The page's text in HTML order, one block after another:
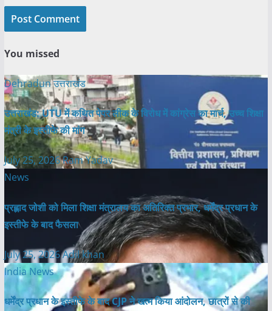
You missed
Dehradunउत्तराखंड
उत्तराखंड: UTU में कथित पेपर लीक के विरोध में कांग्रेस का मार्च, उच्च शिक्षा
मंत्री के इस्तीफे की मांग
July 25, 2026Ram Yadav
News
प्रह्लाद जोशी को मिला शिक्षा मंत्रालय का अतिरिक्त प्रभार, धर्मेंद्र प्रधान के
इस्तीफे के बाद फैसला
July 25, 2026Adil khan
India News
धर्मेंद्र प्रधान के इस्तीफे के बाद CJP ने खत्म किया आंदोलन, छात्रों से की